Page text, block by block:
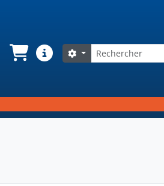
Panier Liens rapidesRechercher
Search options